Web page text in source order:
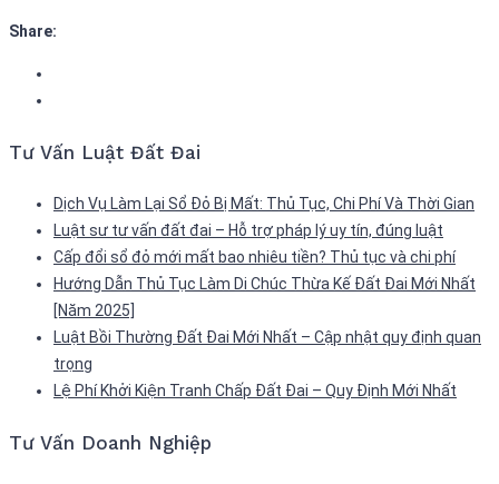
Share:
Tư Vấn Luật Đất Đai
Dịch Vụ Làm Lại Sổ Đỏ Bị Mất: Thủ Tục, Chi Phí Và Thời Gian
Luật sư tư vấn đất đai – Hỗ trợ pháp lý uy tín, đúng luật
Cấp đổi sổ đỏ mới mất bao nhiêu tiền? Thủ tục và chi phí
Hướng Dẫn Thủ Tục Làm Di Chúc Thừa Kế Đất Đai Mới Nhất
[Năm 2025]
Luật Bồi Thường Đất Đai Mới Nhất – Cập nhật quy định quan
trọng
Lệ Phí Khởi Kiện Tranh Chấp Đất Đai – Quy Định Mới Nhất
Tư Vấn Doanh Nghiệp